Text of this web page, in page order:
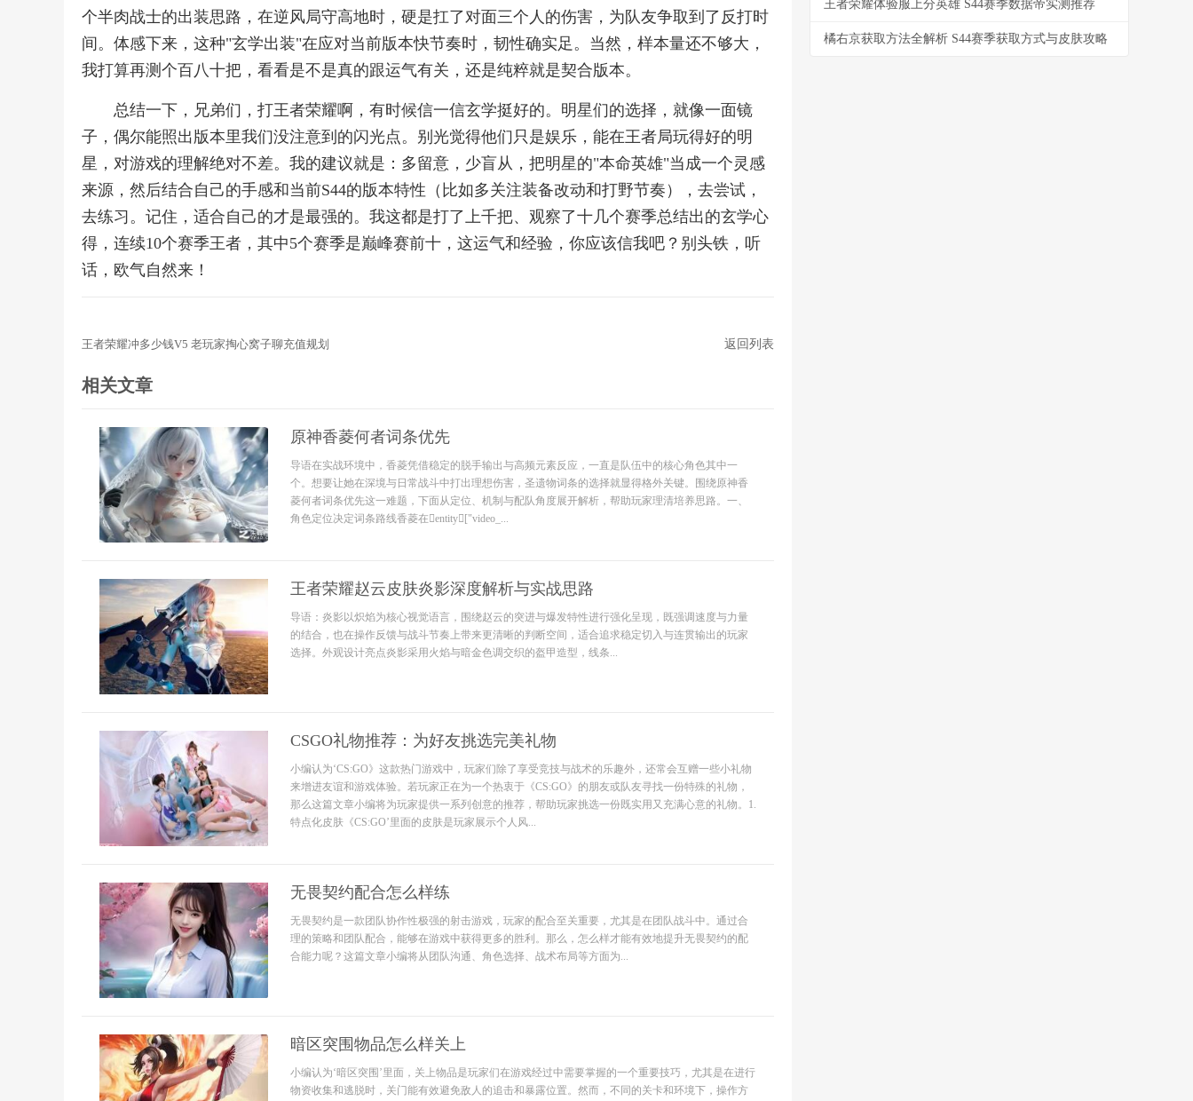
个半肉战士的出装思路，在逆风局守高地时，硬是扛了对面三个人的伤害，为队友争取到了反打时
间。体感下来，这种"玄学出装"在应对当前版本快节奏时，韧性确实足。当然，样本量还不够大，
我打算再测个百八十把，看看是不是真的跟运气有关，还是纯粹就是契合版本。
总结一下，兄弟们，打王者荣耀啊，有时候信一信玄学挺好的。明星们的选择，就像一面镜
子，偶尔能照出版本里我们没注意到的闪光点。别光觉得他们只是娱乐，能在王者局玩得好的明
星，对游戏的理解绝对不差。我的建议就是：多留意，少盲从，把明星的"本命英雄"当成一个灵感
来源，然后结合自己的手感和当前S44的版本特性（比如多关注装备改动和打野节奏），去尝试，
去练习。记住，适合自己的才是最强的。我这都是打了上千把、观察了十几个赛季总结出的玄学心
得，连续10个赛季王者，其中5个赛季是巅峰赛前十，这运气和经验，你应该信我吧？别头铁，听
话，欧气自然来！
王者荣耀冲多少钱V5 老玩家掏心窝子聊充值规划 返回列表
相关文章
原神香菱何者词条优先
导语在实战环境中，香菱凭借稳定的脱手输出与高频元素反应，一直是队伍中的核心角色其中一
个。想要让她在深境与日常战斗中打出理想伤害，圣遗物词条的选择就显得格外关键。围绕原神香
菱何者词条优先这一难题，下面从定位、机制与配队角度展开解析，帮助玩家理清培养思路。一、
角色定位决定词条路线香菱在entity["video_...
王者荣耀赵云皮肤炎影深度解析与实战思路
导语：炎影以炽焰为核心视觉语言，围绕赵云的突进与爆发特性进行强化呈现，既强调速度与力量
的结合，也在操作反馈与战斗节奏上带来更清晰的判断空间，适合追求稳定切入与连贯输出的玩家
选择。外观设计亮点炎影采用火焰与暗金色调交织的盔甲造型，线条...
CSGO礼物推荐：为好友挑选完美礼物
小编认为‘CS:GO》这款热门游戏中，玩家们除了享受竞技与战术的乐趣外，还常会互赠一些小礼物
来增进友谊和游戏体验。若玩家正在为一个热衷于《CS:GO》的朋友或队友寻找一份特殊的礼物，
那么这篇文章小编将为玩家提供一系列创意的推荐，帮助玩家挑选一份既实用又充满心意的礼物。1.
特点化皮肤《CS:GO’里面的皮肤是玩家展示个人风...
无畏契约配合怎么样练
无畏契约是一款团队协作性极强的射击游戏，玩家的配合至关重要，尤其是在团队战斗中。通过合
理的策略和团队配合，能够在游戏中获得更多的胜利。那么，怎么样才能有效地提升无畏契约的配
合能力呢？这篇文章小编将从团队沟通、角色选择、战术布局等方面为...
暗区突围物品怎么样关上
小编认为‘暗区突围’里面，关上物品是玩家们在游戏经过中需要掌握的一个重要技巧，尤其是在进行
物资收集和逃脱时，关门能有效避免敌人的追击和暴露位置。然而，不同的关卡和环境下，操作方
王者荣耀体验服上分英雄 S44赛季数据帝实测推荐
橘右京获取方法全解析 S44赛季获取方式与皮肤攻略